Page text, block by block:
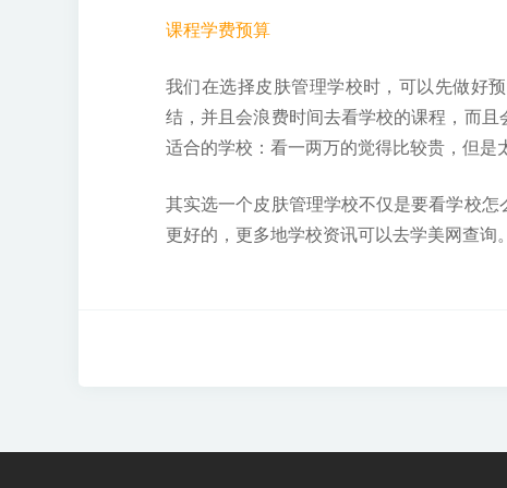
课程学费预算
我们在选择皮肤管理学校时，可以先做好
结，并且会浪费时间去看学校的课程，而
适合的学校：看一两万的觉得比较贵，但是
其实选一个皮肤管理学校不仅是要看学校
更好的，更多地学校资讯可以去学美网查询。